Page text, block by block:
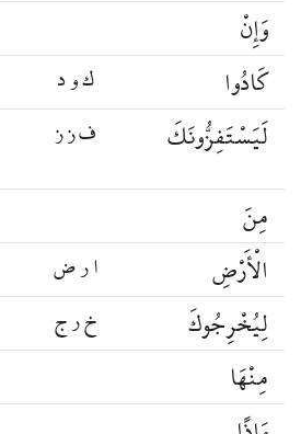
وَإِنْ
ك و د كَادُوا
ف ز ز
لَيَسْتَفِزُّونَكَ
مِنَ
ا ر ض الْأَرْضِ
خ ر ج لِيُخْرِجُوكَ
مِنْهَا